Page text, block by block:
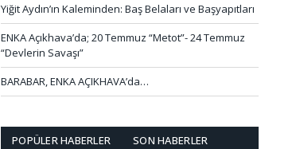
Yiğit Aydın’ın Kaleminden: Baş Belaları ve Başyapıtları
ENKA Açıkhava’da; 20 Temmuz “Metot”- 24 Temmuz
“Devlerin Savaşı”
BARABAR, ENKA AÇIKHAVA’da…
POPÜLER HABERLER SON HABERLER